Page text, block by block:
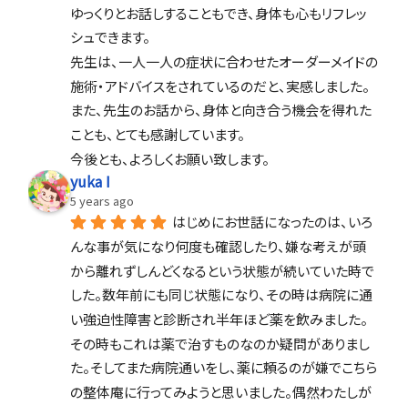
ゆっくりとお話しすることもでき、身体も心もリフレッ
シュできます。
先生は、一人一人の症状に合わせたオーダーメイドの
施術・アドバイスをされているのだと、実感しました。
また、先生のお話から、身体と向き合う機会を得れた
ことも、とても感謝しています。
今後とも、よろしくお願い致します。
yuka I
5 years ago
はじめにお世話になったのは、いろ
んな事が気になり何度も確認したり、嫌な考えが頭
から離れずしんどくなるという状態が続いていた時で
した。数年前にも同じ状態になり、その時は病院に通
い強迫性障害と診断され半年ほど薬を飲みました。
その時もこれは薬で治すものなのか疑問がありまし
た。そしてまた病院通いをし、薬に頼るのが嫌でこちら
の整体庵に行ってみようと思いました。偶然わたしが